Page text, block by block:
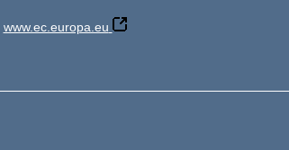
www.ec.europa.eu